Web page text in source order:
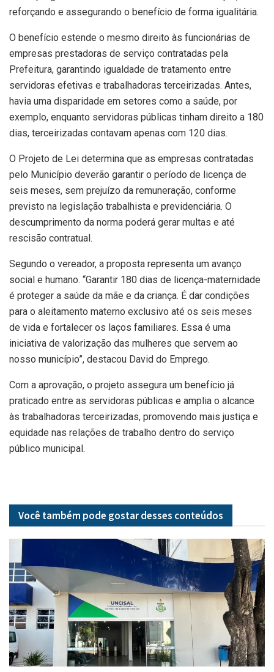
reforçando e assegurando o benefício de forma igualitária.
O benefício estende o mesmo direito às funcionárias de
empresas prestadoras de serviço contratadas pela
Prefeitura, garantindo igualdade de tratamento entre
servidoras efetivas e trabalhadoras terceirizadas. Antes,
havia uma disparidade em setores como a saúde, por
exemplo, enquanto servidoras públicas tinham direito a 180
dias, terceirizadas contavam apenas com 120 dias.
O Projeto de Lei determina que as empresas contratadas
pelo Município deverão garantir o período de licença de
seis meses, sem prejuízo da remuneração, conforme
previsto na legislação trabalhista e previdenciária. O
descumprimento da norma poderá gerar multas e até
rescisão contratual.
Segundo o vereador, a proposta representa um avanço
social e humano. “Garantir 180 dias de licença-maternidade
é proteger a saúde da mãe e da criança. É dar condições
para o aleitamento materno exclusivo até os seis meses
de vida e fortalecer os laços familiares. Essa é uma
iniciativa de valorização das mulheres que servem ao
nosso município”, destacou David do Emprego.
Com a aprovação, o projeto assegura um benefício já
praticado entre as servidoras públicas e amplia o alcance
às trabalhadoras terceirizadas, promovendo mais justiça e
equidade nas relações de trabalho dentro do serviço
público municipal.
Você também pode gostar desses conteúdos